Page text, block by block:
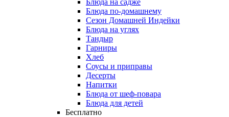
Блюда на садже
Блюда по-домашнему
Сезон Домашней Индейки
Блюда на углях
Тандыр
Гарниры
Хлеб
Соусы и приправы
Десерты
Напитки
Блюда от шеф-повара
Блюда для детей
Бесплатно